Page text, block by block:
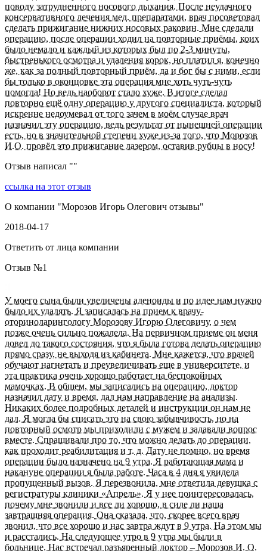
поводу затрудненного носового дыхания. После неудачного
консервативного лечения мед. препаратами, врач посоветовал
сделать прижигание нижних носовых раковин. Мне сделали
операцию, после операции ходил на повторные приёмы, коих
было немало и каждый из которых был по 2-3 минуты,
быстренького осмотра и удаления корок, но платил я, конечно
же, как за полный повторный приём, да и бог бы с ними, если
бы только в оконцовке эта операция мне хоть чуть-чуть
помогла! Но ведь наоборот стало хуже. В итоге сделал
повторно ещё одну операцию у другого специалиста, который
искренне недоумевал от того зачем в моём случае врач
назначил эту операцию, ведь результат от нынешней операции
есть, но в значительной степени хуже из-за того, что Морозов
И.О. провёл это прижигание лазером, оставив рубцы в носу!
Отзыв написал ""
ссылка на этот отзыв
О компании "Морозов Игорь Олегович отзывы"
2018-04-17
Ответить от лица компании
Отзыв №1
У моего сына были увеличены аденоиды и по идее нам нужно
было их удалять. Я записалась на прием к врачу-
оториноларингологу Морозову Игорю Олеговичу, о чем
позже очень сильно пожалела. На первичном приеме он меня
довел до такого состояния, что я была готова делать операцию
прямо сразу, не выходя из кабинета. Мне кажется, что врачей
обучают нагнетать и преувеличивать еще в университете, и
эта практика очень хорошо работает на беспокойных
мамочках. В общем, мы записались на операцию, доктор
назначил дату и время, дал нам направление на анализы.
Никаких более подробных деталей и инструкции он нам не
дал. Я могла бы списать это на свою забывчивость, но на
повторный осмотр мы приходили с мужем и задавали вопрос
вместе. Спрашивали про то, что можно делать до операции,
как проходит реабилитация и т. д. Дату не помню, но время
операции было назначено на 9 утра. Я работающая мама и
накануне операции я была работе. Часа в 4 дня я увидела
пропущенный вызов. Я перезвонила, мне ответила девушка с
регистратуры клиники «Апрель». Я у нее поинтересовалась,
почему мне звонили и все ли хорошо, в силе ли наша
завтрашняя операция. Она сказала, что, скорее всего врач
звонил, что все хорошо и нас завтра ждут в 9 утра. На этом мы
и расстались. На следующее утро в 9 утра мы были в
больнице. Нас встречал разъяренный доктор – Морозов И. О.